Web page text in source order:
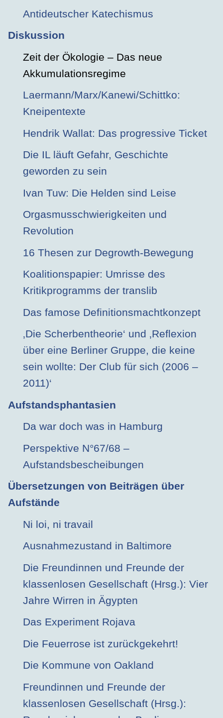
Antideutscher Katechismus
Diskussion
Zeit der Ökologie – Das neue
Akkumulationsregime
Laermann/Marx/Kanewi/Schittko:
Kneipentexte
Hendrik Wallat: Das progressive Ticket
Die IL läuft Gefahr, Geschichte
geworden zu sein
Ivan Tuw: Die Helden sind Leise
Orgasmusschwierigkeiten und
Revolution
16 Thesen zur Degrowth-Bewegung
Koalitionspapier: Umrisse des
Kritikprogramms der translib
Das famose Definitionsmachtkonzept
‚Die Scherbentheorie‘ und ‚Reflexion
über eine Berliner Gruppe, die keine
sein wollte: Der Club für sich (2006 –
2011)‘
Aufstandsphantasien
Da war doch was in Hamburg
Perspektive N°67/68 –
Aufstandsbescheibungen
Übersetzungen von Beiträgen über
Aufstände
Ni loi, ni travail
Ausnahmezustand in Baltimore
Die Freundinnen und Freunde der
klassenlosen Gesellschaft (Hrsg.): Vier
Jahre Wirren in Ägypten
Das Experiment Rojava
Die Feuerrose ist zurückgekehrt!
Die Kommune von Oakland
Freundinnen und Freunde der
klassenlosen Gesellschaft (Hrsg.):